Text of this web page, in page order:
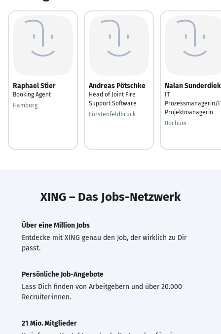
Raphael Stier
Booking Agent
Hamburg
Andreas Pötschke
Head of Joint Fire
Support Software
Fürstenfeldbruck
Nalan Sunderdiek
IT
Prozessmanagerin/
Projektmanagerin
Bochum
XING – Das Jobs-Netzwerk
Über eine Million Jobs
Entdecke mit XING genau den Job, der wirklich zu Dir
passt.
Persönliche Job-Angebote
Lass Dich finden von Arbeitgebern und über 20.000
Recruiter·innen.
21 Mio. Mitglieder